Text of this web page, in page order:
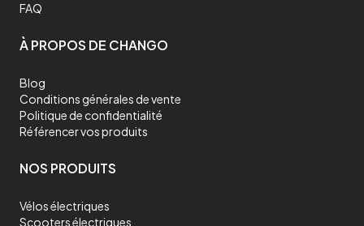
FAQ
À PROPOS DE CHANGO
Blog
Conditions générales de vente
Politique de confidentialité
Référencer vos produits
NOS PRODUITS
Vélos électriques
Scooters électriques